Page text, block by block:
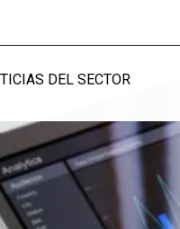
DEL SECTOR